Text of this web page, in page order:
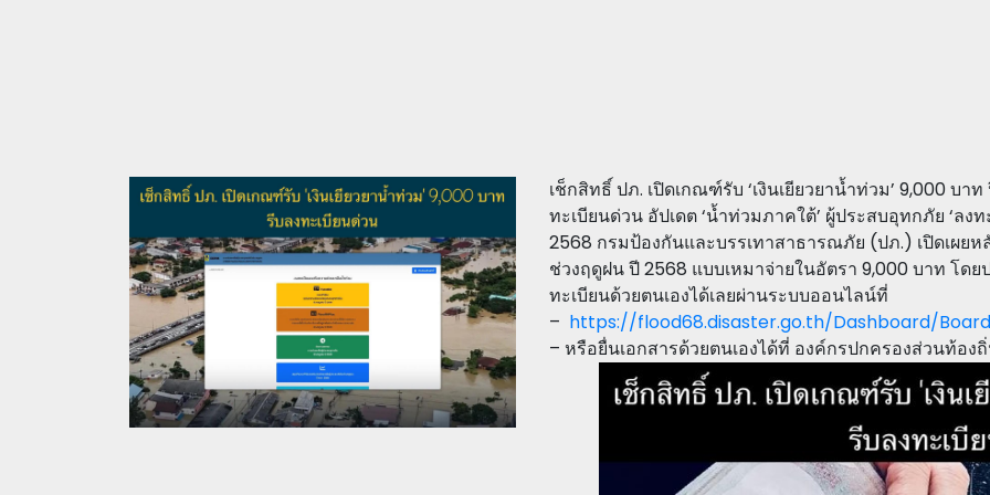
เช็กสิทธิ์ ปภ. เปิดเกณฑ์รับ ‘เงินเยียวยาน้ำท่วม’ 9,000 บ
ทะเบียนด่วน อัปเดต ‘น้ำท่วมภาคใต้’ ผู้ประสบอุทกภัย ‘ลง
2568 กรมป้องกันและบรรเทาสาธารณภัย (ปภ.) เปิดเผ
ช่วงฤดูฝน ปี 2568 แบบเหมาจ่ายในอัตรา 9,000 บาท โด
ทะเบียนด้วยตนเองได้เลยผ่านระบบออนไลน์ที่
– https://flood68.disaster.go.th/Dashboard/
– หรือยื่นเอกสารด้วยตนเองได้ที่ องค์กรปกครองส่วนท้อ